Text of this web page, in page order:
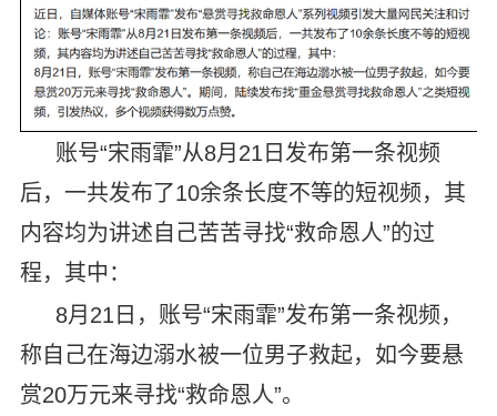
账号“宋雨霏”从8月21日发布第一条视频
后，一共发布了10余条长度不等的短视频，其
内容均为讲述自己苦苦寻找“救命恩人”的过
程，其中：
8月21日，账号“宋雨霏”发布第一条视频，
称自己在海边溺水被一位男子救起，如今要悬
赏20万元来寻找“救命恩人”。